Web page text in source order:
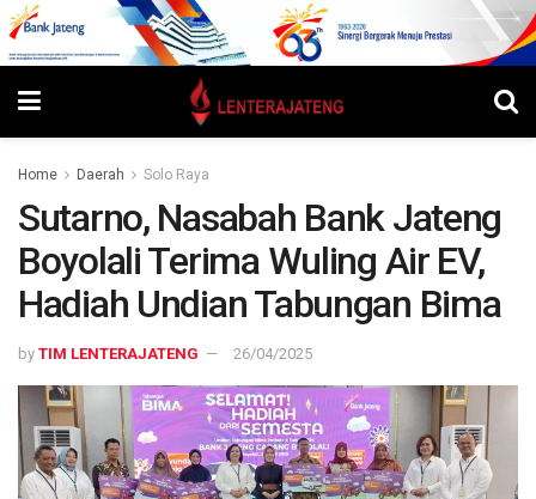
Home Daerah Solo Raya
Sutarno, Nasabah Bank Jateng
Boyolali Terima Wuling Air EV,
Hadiah Undian Tabungan Bima
by TIM LENTERAJATENG 26/04/2025